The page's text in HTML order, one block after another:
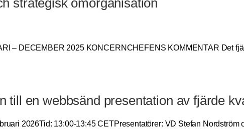
strategisk omorganisation
– DECEMBER 2025 KONCERNCHEFENS KOMMENTAR Det
till en webbsänd presentation av fjärde
2026Tid: 13:00-13:45 CETPresentatörer: VD Stefan